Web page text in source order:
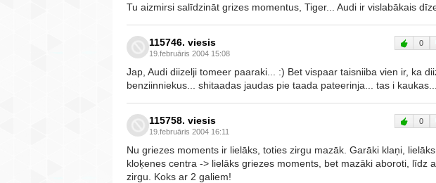
Tu aizmirsi salīdzināt grizes momentus, Tiger... Audi ir vislabākais
115746. viesis
19.februāris 2004 15:08
0
Jap, Audi diizelji tomeer paaraki... :) Bet vispaar taisniiba vien ir, ka
benziinniekus... shitaadas jaudas pie taada pateerinja... tas i
115758. viesis
19.februāris 2004 16:11
0
Nu griezes moments ir lielāks, toties zirgu mazāk. Garāki klaņi,
kloķenes centra -> lielāks griezes moments, bet mazāki aboroti, līdz
zirgu. Koks ar 2 galiem!